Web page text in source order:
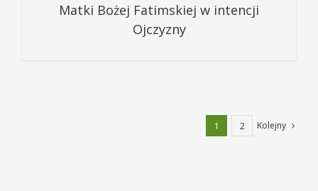
Matki Bożej Fatimskiej w intencji
Ojczyzny
1 2 Kolejny